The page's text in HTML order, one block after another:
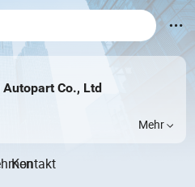
Co., Ltd
Mehr
Kontakt